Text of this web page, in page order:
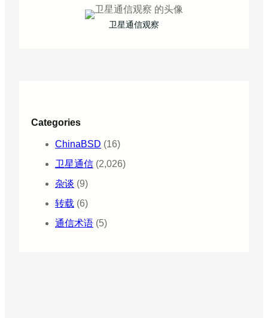
卫星通信观察
Categories
ChinaBSD (16)
卫星通信 (2,026)
杂谈 (9)
转载 (6)
通信术语 (5)